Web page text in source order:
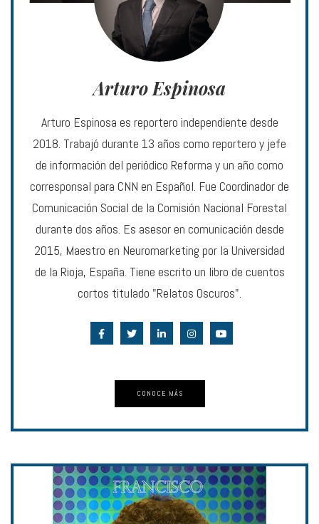
Arturo Espinosa
Arturo Espinosa es reportero independiente desde
2018. Trabajó durante 13 años como reportero y jefe
de información del periódico Reforma y un año como
corresponsal para CNN en Español. Fue Coordinador de
Comunicación Social de la Comisión Nacional Forestal
durante dos años. Es asesor en comunicación desde
2015, Maestro en Neuromarketing por la Universidad
de la Rioja, España. Tiene escrito un libro de cuentos
cortos titulado "Relatos Oscuros".
CONOCE MÁS